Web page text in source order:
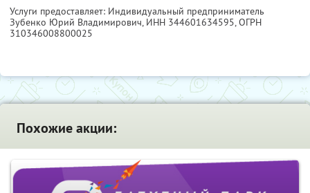
Услуги предоставляет: Индивидуальный предприниматель
Зубенко Юрий Владимирович, ИНН 344601634595, ОГРН
310346008800025
Похожие акции: